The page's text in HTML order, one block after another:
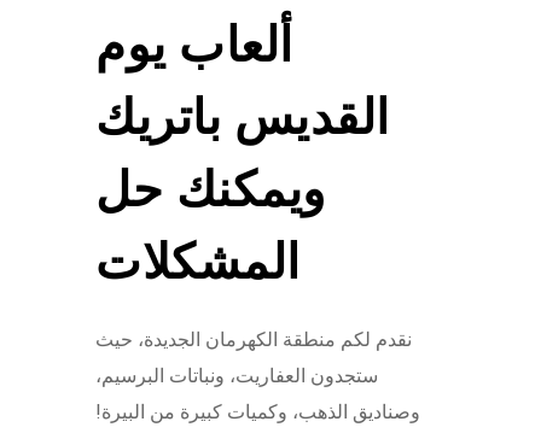
ألعاب يوم
القديس باتريك
ويمكنك حل
المشكلات
نقدم لكم منطقة الكهرمان الجديدة، حيث
ستجدون العفاريت، ونباتات البرسيم،
وصناديق الذهب، وكميات كبيرة من البيرة!